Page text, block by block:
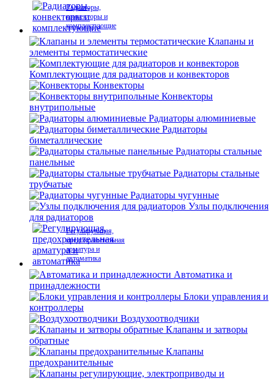
Радиаторы,
конвекторы и
комплектующие
Клапаны и
элементы термостатические
Комплектующие для радиаторов и конвекторов
Конвекторы
Конвекторы
внутрипольные
Радиаторы алюминиевые
Радиаторы
биметаллические
Радиаторы стальные
панельные
Радиаторы стальные
трубчатые
Радиаторы чугунные
Узлы подключения
для радиаторов
Регулирующая,
предохранительная
арматура и
автоматика
Автоматика и
принадлежности
Блоки управления и
контроллеры
Воздухоотводчики
Клапаны и затворы
обратные
Клапаны
предохранительные